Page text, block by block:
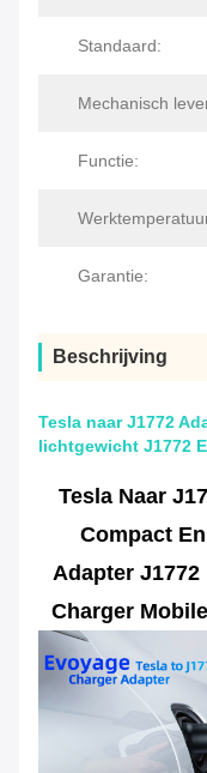
Standaard:
Mechanisch
Functie:
Garantie:
Beschrijving
Tesla naar J1772
lichtgewicht J1772
Tesla Naar
Compact
Adapter J1772
Charger